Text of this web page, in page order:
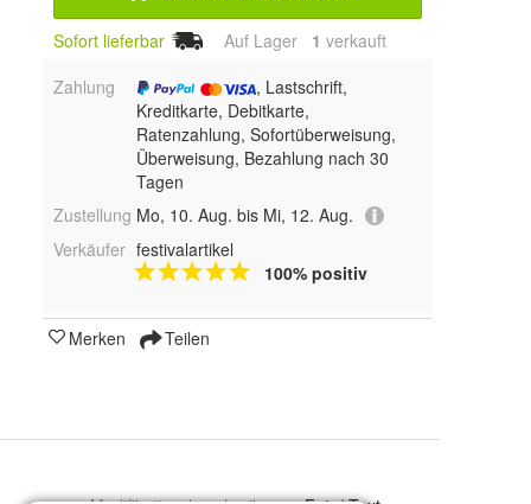
Sofort lieferbar Auf Lager 1 verkauft
Zahlung
, Lastschrift,
Kreditkarte, Debitkarte,
Ratenzahlung, Sofortüberweisung,
Überweisung, Bezahlung nach 30
Tagen
Zustellung Mo, 10. Aug. bis Mi, 12. Aug.
Verkäufer festivalartikel
100% positiv
Merken Teilen